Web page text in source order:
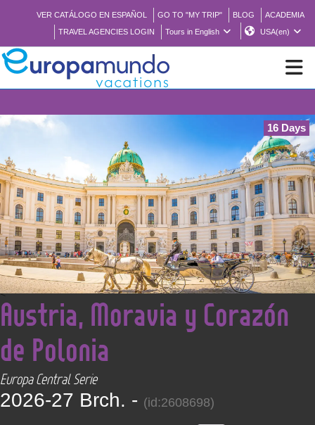
VER CATÁLOGO EN ESPAÑOL GO TO "MY TRIP" BLOG
ACADEMIA
TRAVEL AGENCIES LOGIN
Tours in English USA(en)
BROCHURE PDF
WHERE TO BUY
FEATURED
ABOUT US
CONTACT
16 Days
<
Austria, Moravia y Corazón
de Polonia
Europa Central Serie
2026-27 Brch. - (id:2608698)